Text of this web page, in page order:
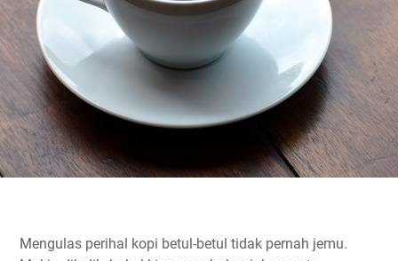
Mengulas perihal kopi betul-betul tidak pernah jemu.